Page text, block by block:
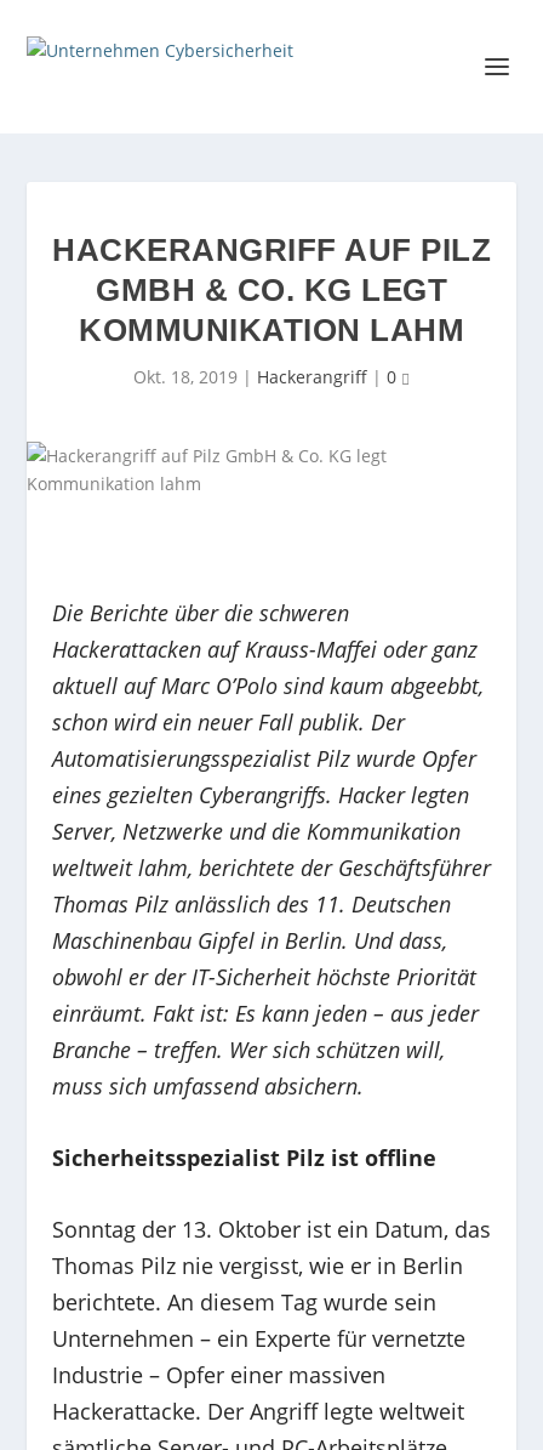
HACKERANGRIFF AUF PILZ
GMBH & CO. KG LEGT
KOMMUNIKATION LAHM
Okt. 18, 2019 | Hackerangriff | 0
Die Berichte über die schweren
Hackerattacken auf Krauss-Maffei oder ganz
aktuell auf Marc O’Polo sind kaum abgeebbt,
schon wird ein neuer Fall publik. Der
Automatisierungsspezialist Pilz wurde Opfer
eines gezielten Cyberangriffs. Hacker legten
Server, Netzwerke und die Kommunikation
weltweit lahm, berichtete der Geschäftsführer
Thomas Pilz anlässlich des 11. Deutschen
Maschinenbau Gipfel in Berlin. Und dass,
obwohl er der IT-Sicherheit höchste Priorität
einräumt. Fakt ist: Es kann jeden – aus jeder
Branche – treffen. Wer sich schützen will,
muss sich umfassend absichern.
Sicherheitsspezialist Pilz ist offline
Sonntag der 13. Oktober ist ein Datum, das
Thomas Pilz nie vergisst, wie er in Berlin
berichtete. An diesem Tag wurde sein
Unternehmen – ein Experte für vernetzte
Industrie – Opfer einer massiven
Hackerattacke. Der Angriff legte weltweit